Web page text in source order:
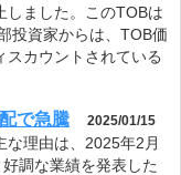
しました。このTOBは
投資家からは、TOB価
カウントされている
で急騰 2025/01/15
な理由は、2025年2月
調な業績を発表した